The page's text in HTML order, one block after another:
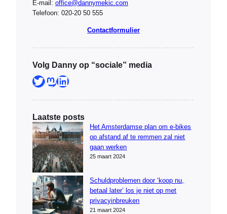
E-mail: office@dannymekic.com
Telefoon: 020-20 50 555
Contactformulier
Volg Danny op “sociale” media
Twitter Mastodon LinkedIn
Laatste posts
Het Amsterdamse plan om e-bikes
op afstand af te remmen zal niet
gaan werken
25 maart 2024
Schuldproblemen door ‘koop nu,
betaal later’ los je niet op met
privacyinbreuken
21 maart 2024